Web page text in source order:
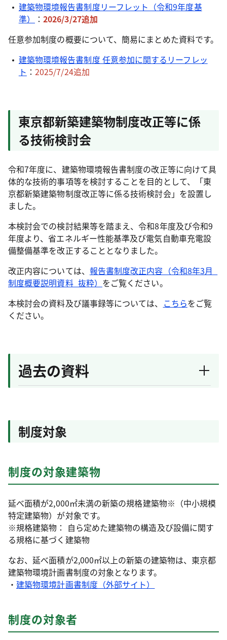
建築物環境報告書制度リーフレット（令和9年度基
準）
：2026/3/27追加
任意参加制度の概要について、簡易にまとめた資料です。
建築物環境報告書制度 任意参加に関するリーフレッ
ト ： 2025/7/24追加
東京都新築建築物制度改正等に係
る技術検討会
令和7年度に、建築物環境報告書制度の改正等に向けて具
体的な技術的事項等を検討することを目的として、「東
京都新築建築物制度改正等に係る技術検討会」を設置し
ました。
本検討会での検討結果等を踏まえ、令和8年度及び令和9
年度より、省エネルギー性能基準及び電気自動車充電設
備整備基準を改正することとなりました。
改正内容については、 報告書制度改正内容（令和8年3月_
制度概要説明資料_抜粋） をご覧ください。
本検討会の資料及び議事録等については、 こちらをご覧
ください。
過去の資料
制度対象
制度の対象建築物
延べ面積が2,000㎡未満の新築の規格建築物※（中小規模
特定建築物）が対象です。
※規格建築物： 自ら定めた建築物の構造及び設備に関す
る規格に基づく建築物
なお、延べ面積が2,000㎡以上の新築の建築物は、東京都
建築物環境計画書制度の対象となります。
・建築物環境計画書制度（外部サイト）
制度の対象者